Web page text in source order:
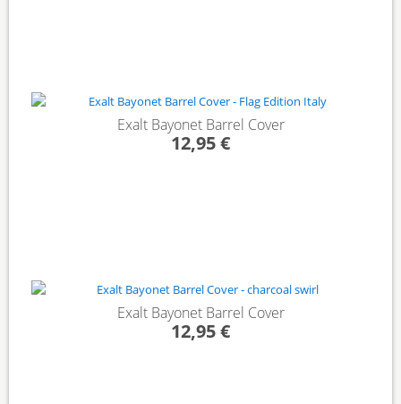
Exalt Bayonet Barrel Cover
12,95 €
Exalt Bayonet Barrel Cover
12,95 €